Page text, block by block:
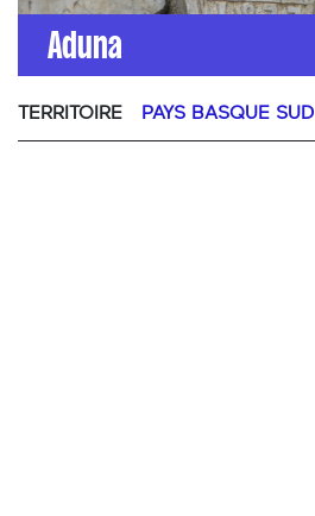
Aduna
TERRITOIRE PAYS BASQUE SUD